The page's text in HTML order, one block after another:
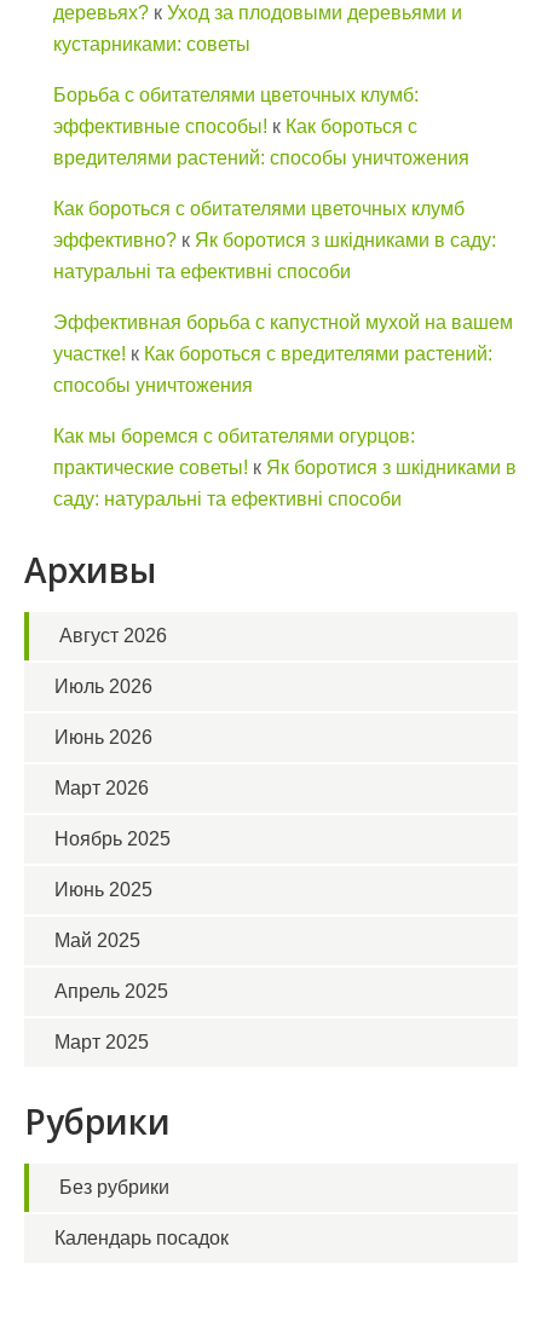
деревьях? к Уход за плодовыми деревьями и
кустарниками: советы
Борьба с обитателями цветочных клумб:
эффективные способы! к Как бороться с
вредителями растений: способы уничтожения
Как бороться с обитателями цветочных клумб
эффективно? к Як боротися з шкідниками в саду:
натуральні та ефективні способи
Эффективная борьба с капустной мухой на вашем
участке! к Как бороться с вредителями растений:
способы уничтожения
Как мы боремся с обитателями огурцов:
практические советы! к Як боротися з шкідниками в
саду: натуральні та ефективні способи
Архивы
Август 2026
Июль 2026
Июнь 2026
Март 2026
Ноябрь 2025
Июнь 2025
Май 2025
Апрель 2025
Март 2025
Рубрики
Без рубрики
Календарь посадок